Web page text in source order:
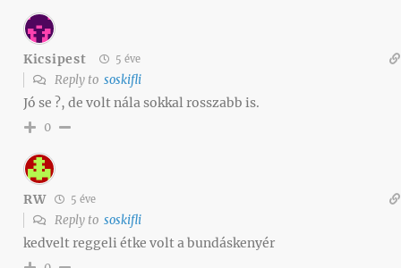
Kicsipest 5 éve
Reply to soskifli
Jó se ?, de volt nála sokkal rosszabb is.
0
RW 5 éve
Reply to soskifli
kedvelt reggeli étke volt a bundáskenyér